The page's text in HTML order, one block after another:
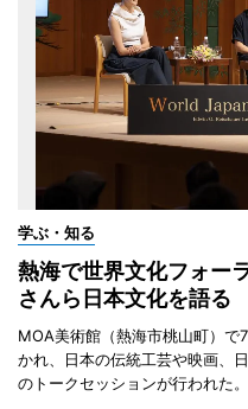
学ぶ・知る
熱海で世界文化フォー
さんら日本文化を語る
MOA美術館（熱海市桃山町）で
かれ、日本の伝統工芸や映画、
のトークセッションが行われた。